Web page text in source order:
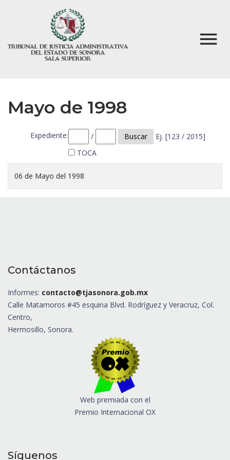
Mayo de 1998
Expediente: / Buscar
Ej. [123 / 2015]
TOCA
06 de Mayo del 1998
Contáctanos
Informes: contacto@tjasonora.gob.mx
Calle Matamoros #45 esquina Blvd. Rodríguez y Veracruz, Col.
Centro,
Hermosillo, Sonora.
Web premiada con el
Premio Internacional OX
Síguenos